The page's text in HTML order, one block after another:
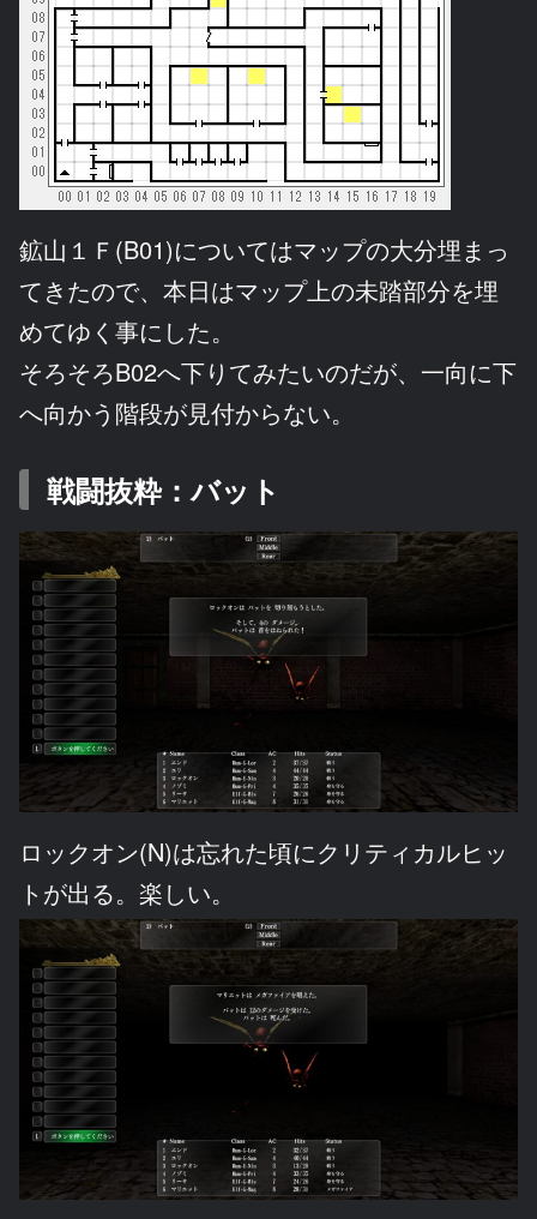
鉱山１Ｆ(B01)についてはマップの大分埋まっ
てきたので、本日はマップ上の未踏部分を埋
めてゆく事にした。
そろそろB02へ下りてみたいのだが、一向に下
へ向かう階段が見付からない。
戦闘抜粋：バット
ロックオン(N)は忘れた頃にクリティカルヒッ
トが出る。楽しい。